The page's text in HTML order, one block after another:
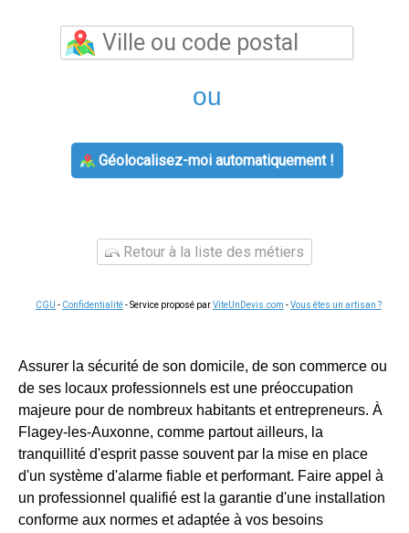
ou
Géolocalisez-moi automatiquement !
Retour à la liste des métiers
CGU - Confidentialité- Service proposé parViteUnDevis.com -Vous êtes un artisan ?
Assurer la sécurité de son domicile, de son commerce ou
de ses locaux professionnels est une préoccupation
majeure pour de nombreux habitants et entrepreneurs. À
Flagey-les-Auxonne, comme partout ailleurs, la
tranquillité d'esprit passe souvent par la mise en place
d'un système d'alarme fiable et performant. Faire appel à
un professionnel qualifié est la garantie d'une installation
conforme aux normes et adaptée à vos besoins